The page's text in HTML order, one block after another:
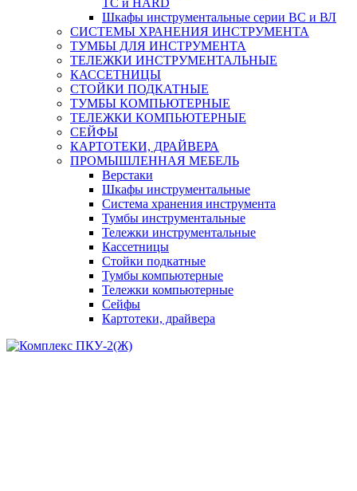
Шкафы инструментальные серии ВС и ВЛ
СИСТЕМЫ ХРАНЕНИЯ ИНСТРУМЕНТА
ТУМБЫ ДЛЯ ИНСТРУМЕНТА
ТЕЛЕЖКИ ИНСТРУМЕНТАЛЬНЫЕ
КАССЕТНИЦЫ
СТОЙКИ ПОДКАТНЫЕ
ТУМБЫ КОМПЬЮТЕРНЫЕ
ТЕЛЕЖКИ КОМПЬЮТЕРНЫЕ
СЕЙФЫ
КАРТОТЕКИ, ДРАЙВЕРА
ПРОМЫШЛЕННАЯ МЕБЕЛЬ
Верстаки
Шкафы инструментальные
Система хранения инструмента
Тумбы инструментальные
Тележки инструментальные
Кассетницы
Стойки подкатные
Тумбы компьютерные
Тележки компьютерные
Сейфы
Картотеки, драйвера